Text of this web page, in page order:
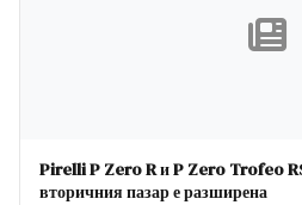
Pirelli P Zero R и P Zero Trofeo
вторичния пазар е разширена